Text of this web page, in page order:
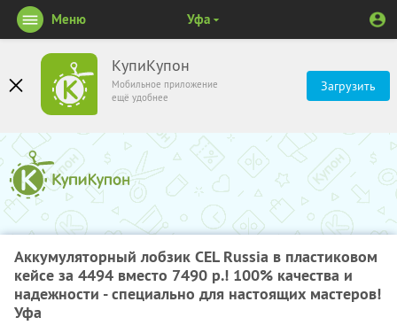
КупиКупон
Мобильное приложение
ещё удобнее
Загрузить
Меню Уфа
Аккумуляторный лобзик CEL Russia в пластиковом
кейсе за 4494 вместо 7490 р.! 100% качества и
надежности - специально для настоящих мастеров!
Уфа